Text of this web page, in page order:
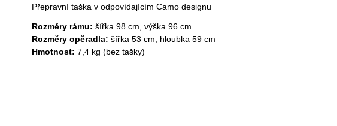
Přepravní taška v odpovídajícím Camo designu
Rozměry rámu: šířka 98 cm, výška 96 cm
Rozměry opěradla: šířka 53 cm, hloubka 59 cm
Hmotnost: 7,4 kg (bez tašky)